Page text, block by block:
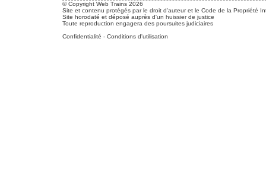
© Copyright Web Trains 2026
Site et contenu protégés par le droit d'auteur et le Code de la Propriété
Site horodaté et déposé auprès d'un huissier de justice
Toute reproduction engagera des poursuites judiciaires
Confidentialité - Conditions d'utilisation